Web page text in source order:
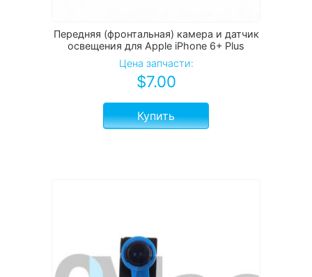
Передняя (фронтальная) камера и датчик
освещения для Apple iPhone 6+ Plus
Цена запчасти:
$7.00
Купить